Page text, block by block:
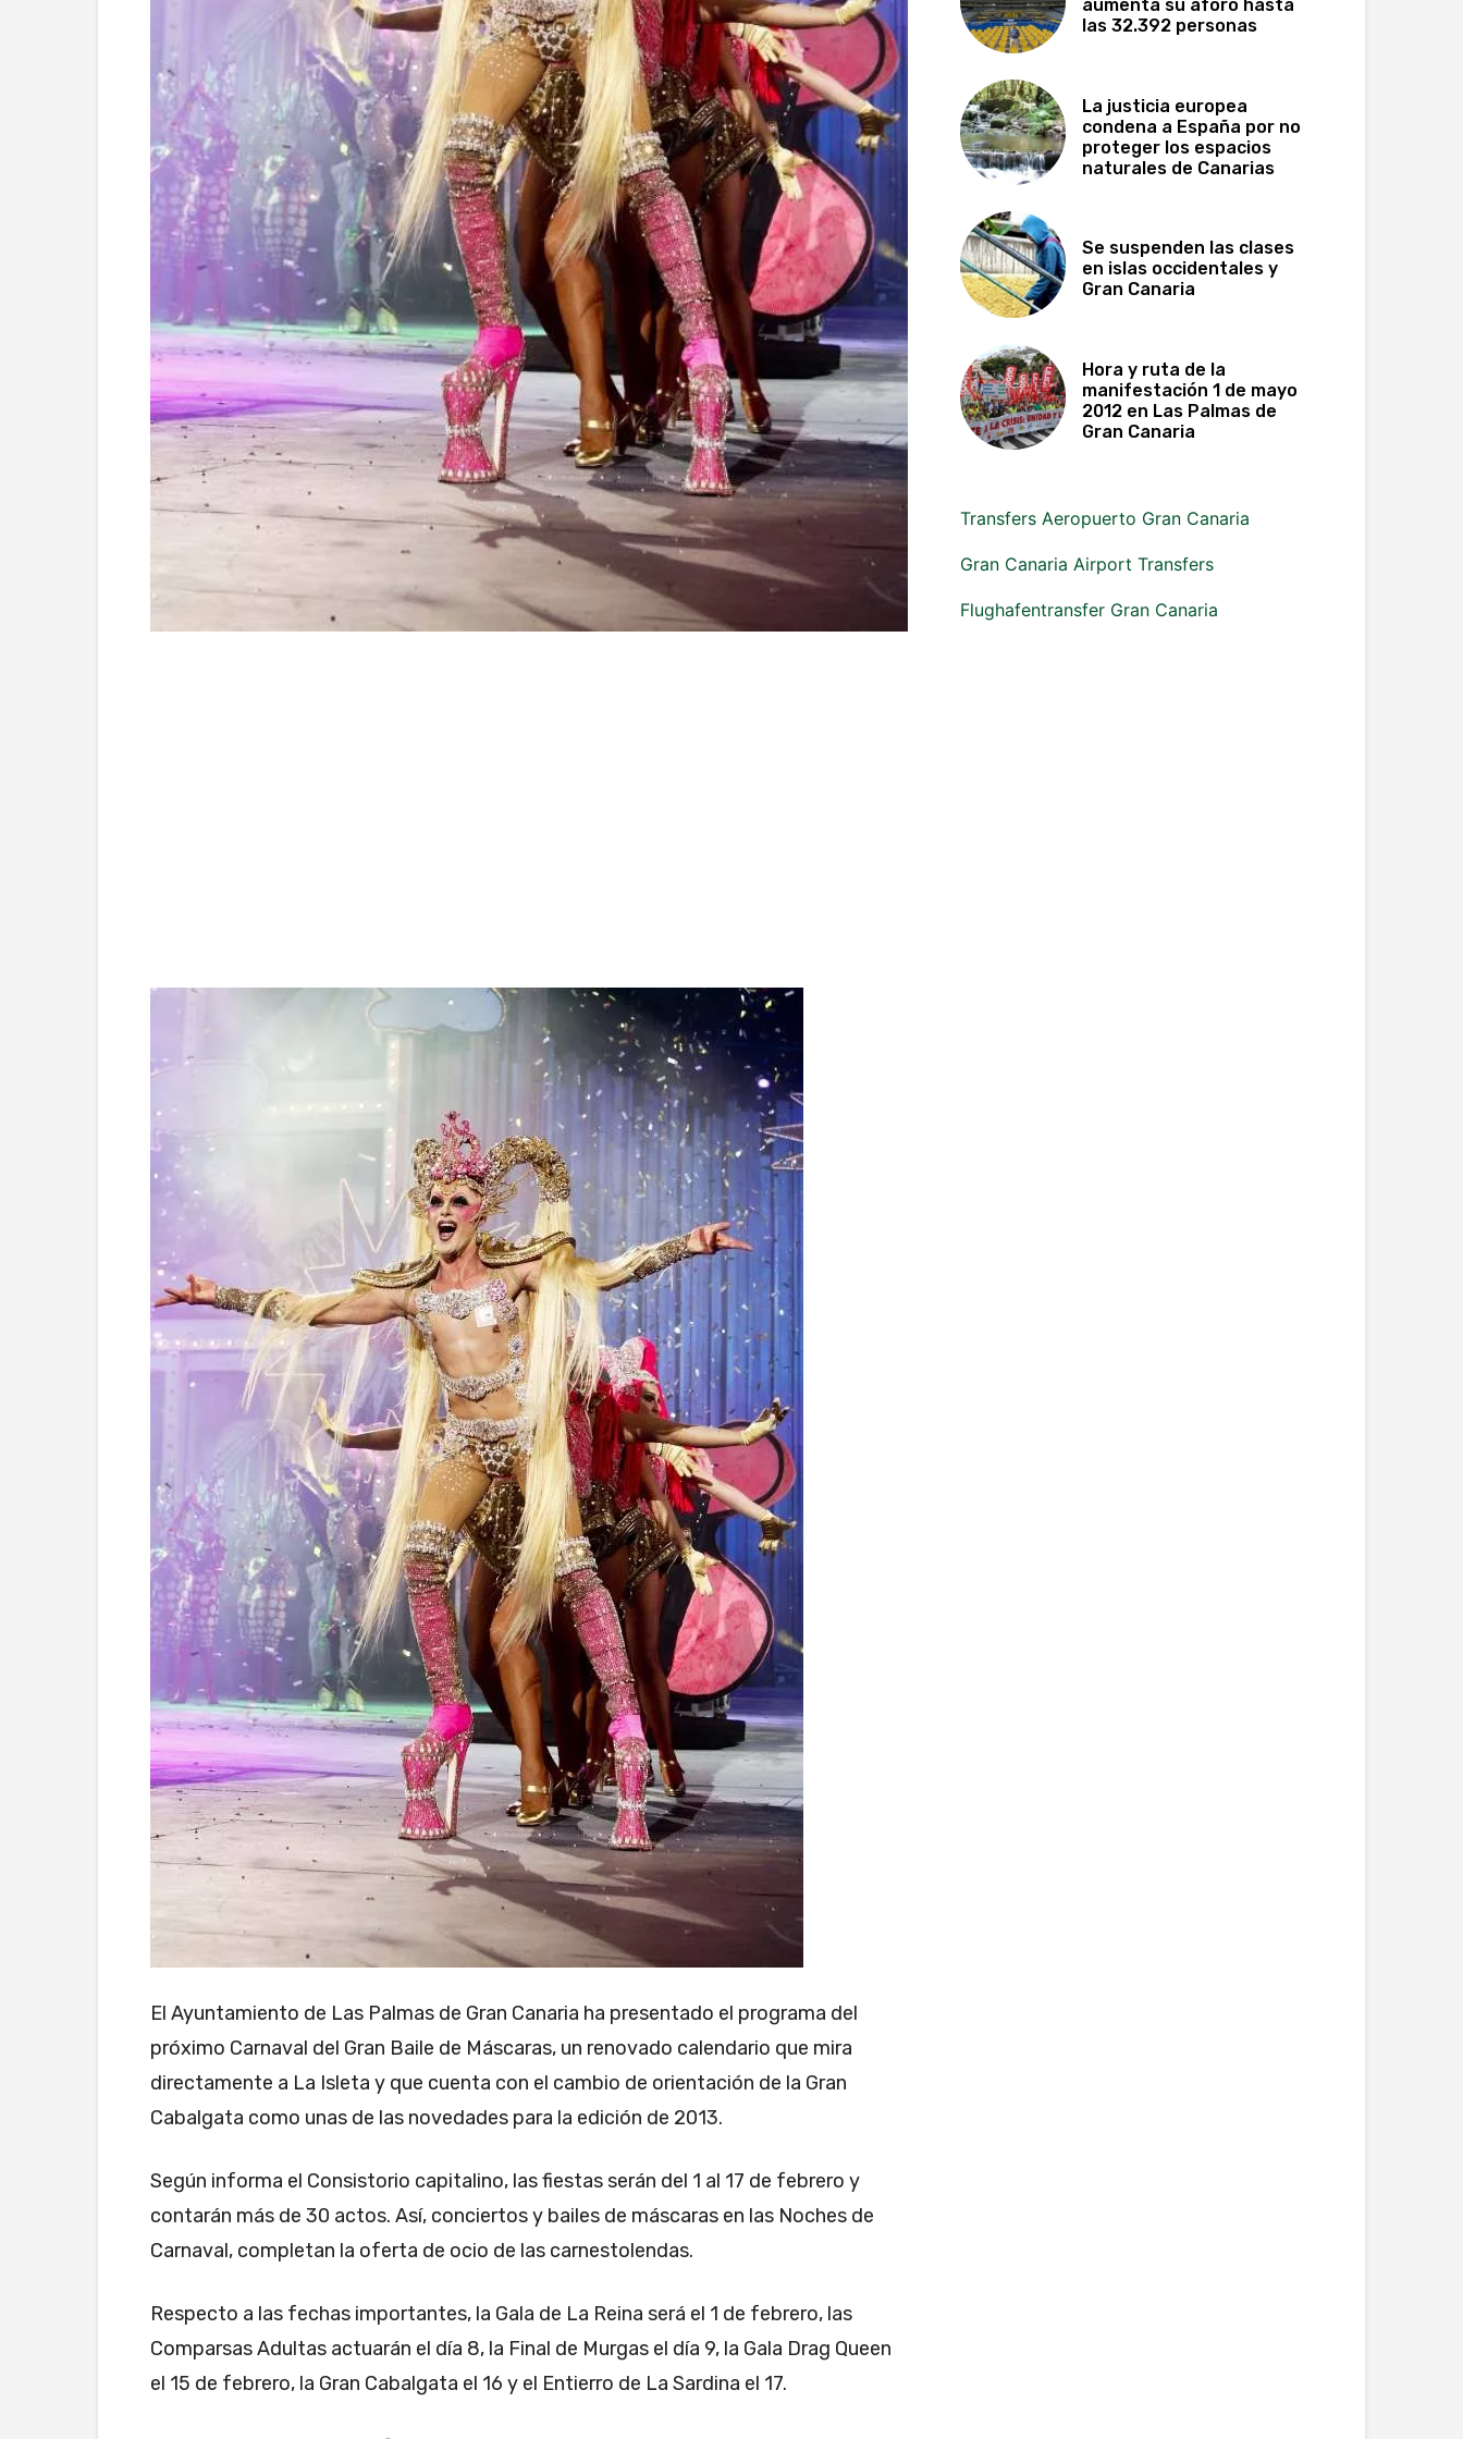
El Ayuntamiento de Las Palmas de Gran Canaria ha presentado el programa del
próximo Carnaval del Gran Baile de Máscaras, un renovado calendario que mira
directamente a La Isleta y que cuenta con el cambio de orientación de la Gran
Cabalgata como unas de las novedades para la edición de 2013.
Según informa el Consistorio capitalino, las fiestas serán del 1 al 17 de febrero y
contarán más de 30 actos. Así, conciertos y bailes de máscaras en las Noches de
Carnaval, completan la oferta de ocio de las carnestolendas.
Respecto a las fechas importantes, la Gala de La Reina será el 1 de febrero, las
Comparsas Adultas actuarán el día 8, la Final de Murgas el día 9, la Gala Drag Queen
el 15 de febrero, la Gran Cabalgata el 16 y el Entierro de La Sardina el 17.
aumenta su aforo hasta
las 32.392 personas
La justicia europea
condena a España por no
proteger los espacios
naturales de Canarias
Se suspenden las clases
en islas occidentales y
Gran Canaria
Hora y ruta de la
manifestación 1 de mayo
2012 en Las Palmas de
Gran Canaria
Transfers Aeropuerto Gran Canaria
Gran Canaria Airport Transfers
Flughafentransfer Gran Canaria